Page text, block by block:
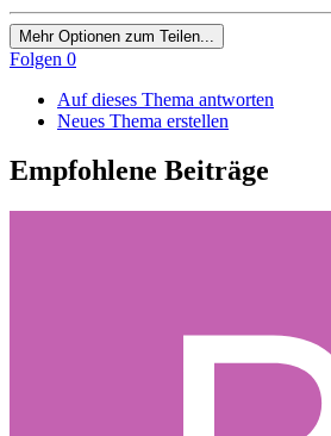
Mehr Optionen zum Teilen...
Folgen 0
Auf dieses Thema antworten
Neues Thema erstellen
Empfohlene Beiträge